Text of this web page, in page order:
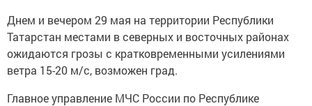
Днем и вечером 29 мая на территории Республики
Татарстан местами в северных и восточных районах
ожидаются грозы с кратковременными усилениями
ветра 15-20 м/с, возможен град.
Главное управление МЧС России по Республике